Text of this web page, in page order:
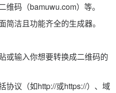
维码（bamuwu.com）等。
简洁且功能齐全的生成器。
或输入你想要转换成二维码的
协议（如http://或https://）、域